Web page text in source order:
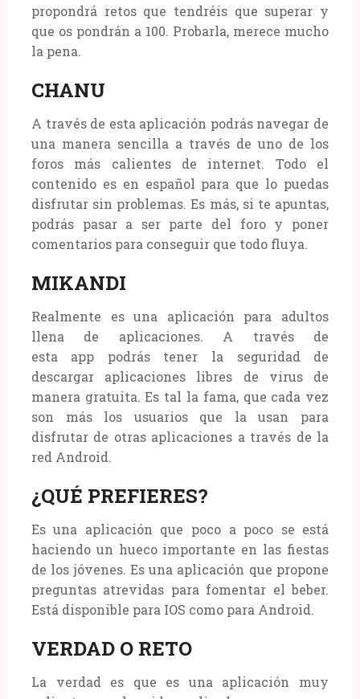
propondrá retos que tendréis que superar y
que os pondrán a 100. Probarla, merece mucho
la pena.
CHANU
A través de esta aplicación podrás navegar de
una manera sencilla a través de uno de los
foros más calientes de internet. Todo el
contenido es en español para que lo puedas
disfrutar sin problemas. Es más, si te apuntas,
podrás pasar a ser parte del foro y poner
comentarios para conseguir que todo fluya.
MIKANDI
Realmente es una aplicación para adultos
llena de aplicaciones. A través de
esta app podrás tener la seguridad de
descargar aplicaciones libres de virus de
manera gratuita. Es tal la fama, que cada vez
son más los usuarios que la usan para
disfrutar de otras aplicaciones a través de la
red Android.
¿QUÉ PREFIERES?
Es una aplicación que poco a poco se está
haciendo un hueco importante en las fiestas
de los jóvenes. Es una aplicación que propone
preguntas atrevidas para fomentar el beber.
Está disponible para IOS como para Android.
VERDAD O RETO
La verdad es que es una aplicación muy